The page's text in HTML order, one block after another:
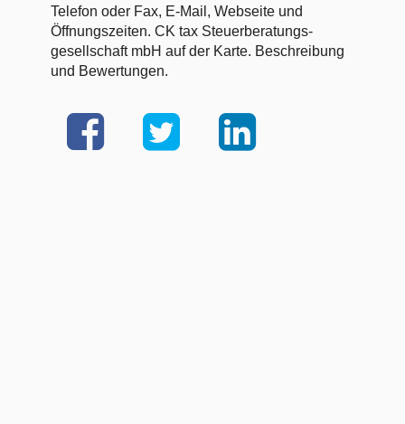
Telefon oder Fax, E-Mail, Webseite und
Öffnungszeiten. CK tax Steuerberatungs-
gesellschaft mbH auf der Karte. Beschreibung
und Bewertungen.